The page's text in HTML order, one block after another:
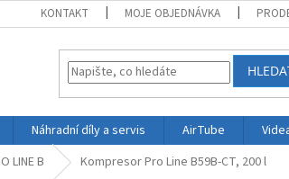
KONTAKT MOJE OBJEDNÁVKA
Náhradní díly a servis AirTube
LINE B Kompresor Pro Line B59B-CT, 200 l